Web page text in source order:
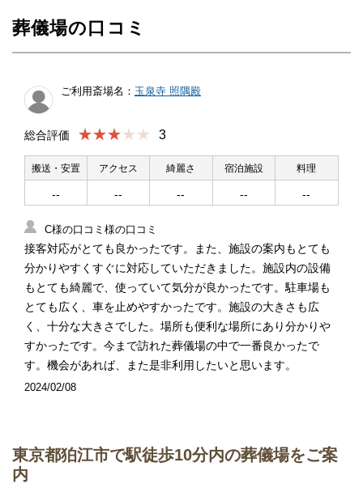
葬儀場の口コミ
ご利用斎場名： 玉泉寺 照隅殿
総合評価 ★★★ 3
搬送・安置
--
アクセス
--
綺麗さ
--
宿泊施設
--
料理
--
C様の口コミ様の口コミ
接客対応がとても良かったです。また、施設の案内もとても
分かりやすくすぐに対応していただきました。施設内の設備
もとても綺麗で、使っていて気分が良かったです。駐車場も
とても広く、車を止めやすかったです。施設の大きさも広
く、十分な大きさでした。場所も便利な場所にあり分かりや
すかったです。今まで訪れた葬儀場の中で一番良かったで
す。機会があれば、また是非利用したいと思います。
2024/02/08
東京都狛江市で駅徒歩10分内の葬儀場をご案
内